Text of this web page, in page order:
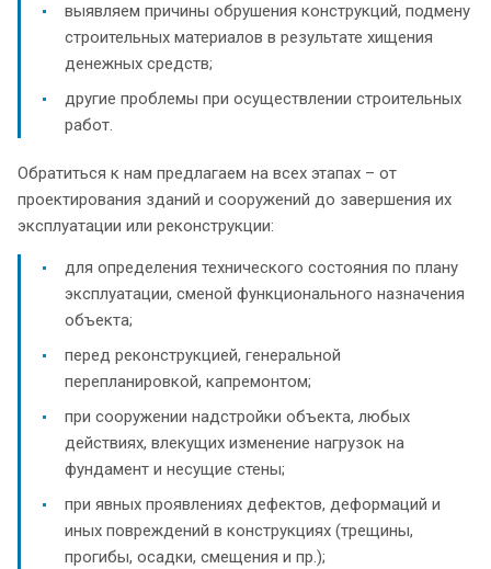
выявляем причины обрушения конструкций, подмену
строительных материалов в результате хищения
денежных средств;
другие проблемы при осуществлении строительных
работ.
Обратиться к нам предлагаем на всех этапах – от
проектирования зданий и сооружений до завершения их
эксплуатации или реконструкции:
для определения технического состояния по плану
эксплуатации, сменой функционального назначения
объекта;
перед реконструкцией, генеральной
перепланировкой, капремонтом;
при сооружении надстройки объекта, любых
действиях, влекущих изменение нагрузок на
фундамент и несущие стены;
при явных проявлениях дефектов, деформаций и
иных повреждений в конструкциях (трещины,
прогибы, осадки, смещения и пр.);